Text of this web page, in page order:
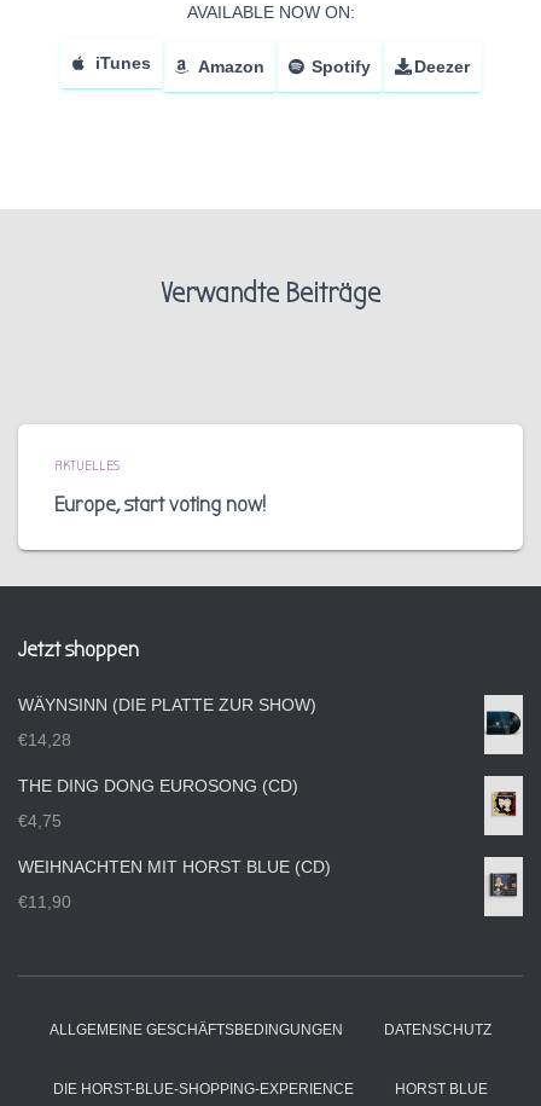
AVAILABLE NOW ON:
iTunes Amazon Spotify Deezer
Verwandte Beiträge
AKTUELLES
Europe, start voting now!
Jetzt shoppen
WÄYNSINN (DIE PLATTE ZUR SHOW)
€14,28
THE DING DONG EUROSONG (CD)
€4,75
WEIHNACHTEN MIT HORST BLUE (CD)
€11,90
ALLGEMEINE GESCHÄFTSBEDINGUNGEN DATENSCHUTZ
DIE HORST-BLUE-SHOPPING-EXPERIENCE HORST BLUE